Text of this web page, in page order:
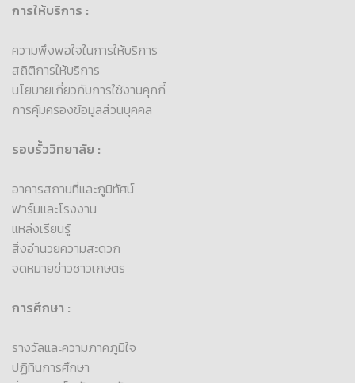
การให้บริการ :
ความพึงพอใจในการให้บริการ
สถิติการให้บริการ
นโยบายเกี่ยวกับการใช้งานคุกกี้
การคุ้มครองข้อมูลส่วนบุคคล
รอบรั้ววิทยาลัย :
อาคารสถานที่และภูมิทัศน์
ฟาร์มและโรงงาน
แหล่งเรียนรู้
สิ่งอำนวยความสะดวก
จดหมายข่าวชาวเกษตร
การศึกษา :
รางวัลและความภาคภูมิใจ
ปฏิทินการศึกษา